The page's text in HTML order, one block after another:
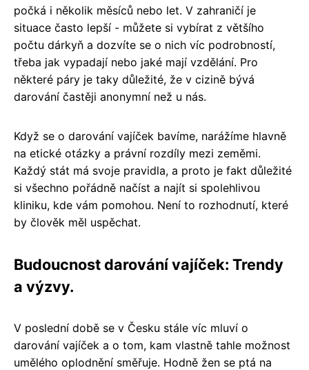
počká i několik měsíců nebo let. V zahraničí je
situace často lepší - můžete si vybírat z většího
počtu dárkyň a dozvíte se o nich víc podrobností,
třeba jak vypadají nebo jaké mají vzdělání. Pro
některé páry je taky důležité, že v cizině bývá
darování častěji anonymní než u nás.
Když se o darování vajíček bavíme, narážíme hlavně
na etické otázky a právní rozdíly mezi zeměmi.
Každý stát má svoje pravidla, a proto je fakt důležité
si všechno pořádně načíst a najít si spolehlivou
kliniku, kde vám pomohou. Není to rozhodnutí, které
by člověk měl uspěchat.
Budoucnost darování vajíček: Trendy
a výzvy.
V poslední době se v Česku stále víc mluví o
darování vajíček a o tom, kam vlastně tahle možnost
umělého oplodnění směřuje. Hodně žen se ptá na